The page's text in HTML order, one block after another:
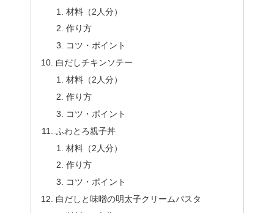
材料（2人分）
作り方
コツ・ポイント
白だしチキンソテー
材料（2人分）
作り方
コツ・ポイント
ふわとろ親子丼
材料（2人分）
作り方
コツ・ポイント
白だしと味噌の明太子クリームパスタ